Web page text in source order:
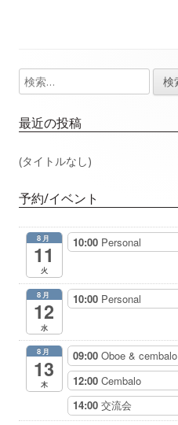
ビ
ゲ
ー
シ
ョ
ン
メ
イ
ン
ド
バ
検
索:
最近の投稿
(タイトルなし)
予約/イベント
8月
11
火
10:00 Personal
8月
12
水
10:00 Personal
8月
13
木
09:00 Oboe & cembalo
12:00 Cembalo
14:00 交流会